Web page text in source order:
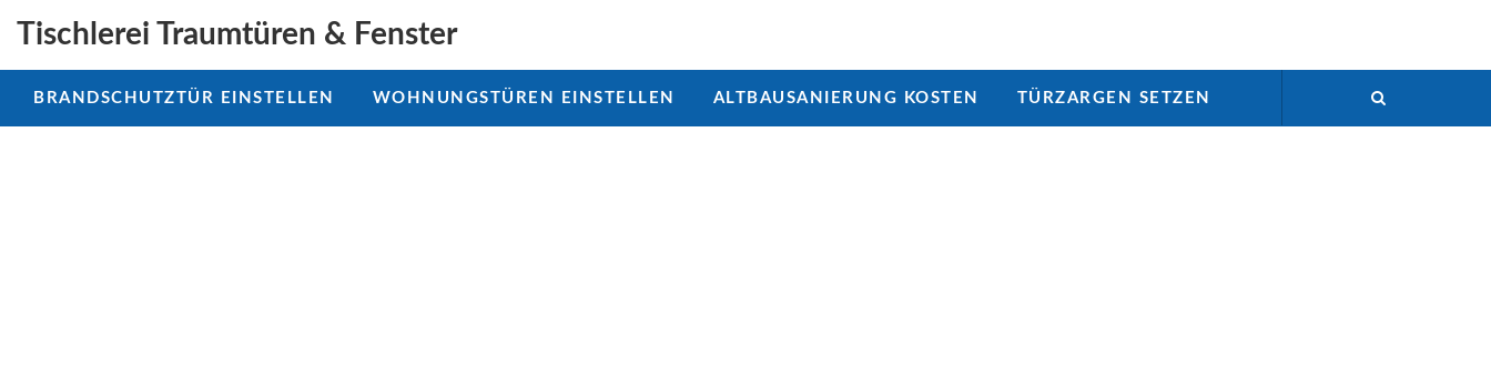
Tischlerei Traumtüren & Fenster
BRANDSCHUTZTÜR EINSTELLEN WOHNUNGSTÜREN EINSTELLEN ALTBAUSANIERUNG KOSTEN TÜRZARGEN SETZEN